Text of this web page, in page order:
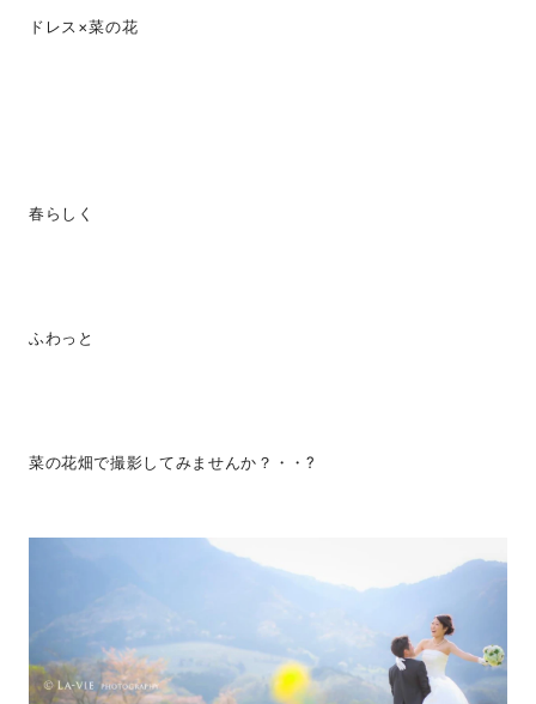
ドレス×菜の花
春らしく
ふわっと
菜の花畑で撮影してみませんか？・・?